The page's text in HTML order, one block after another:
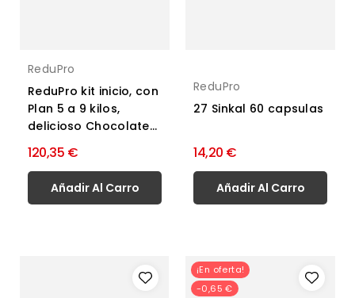
ReduPro
ReduPro kit inicio, con
Plan 5 a 9 kilos,
delicioso Chocolate...
120,35 €
Añadir Al Carro
ReduPro
27 Sinkal 60 capsulas
14,20 €
Añadir Al Carro
¡En oferta!
-0,65 €